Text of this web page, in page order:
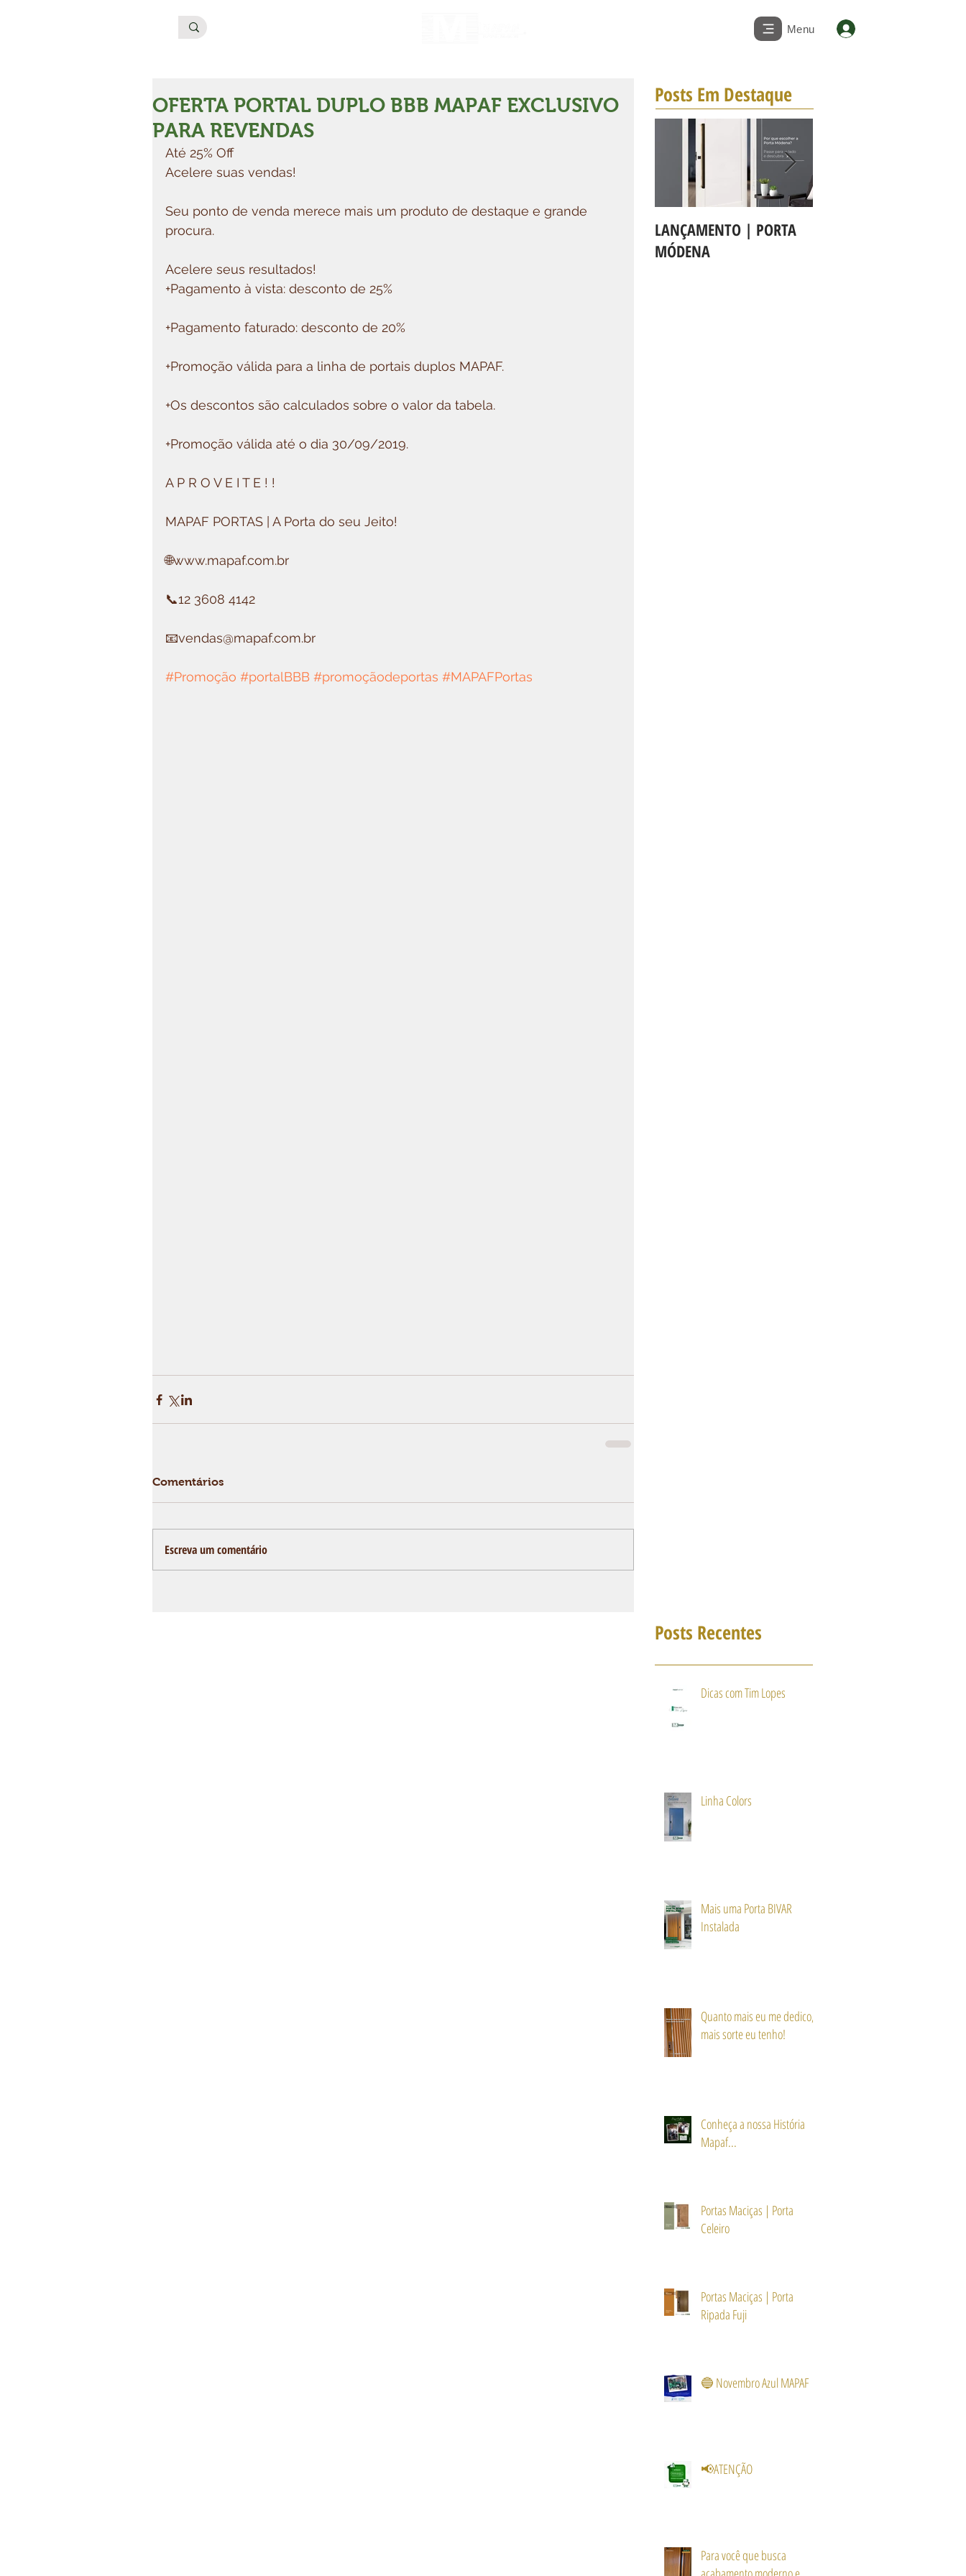
Menu
OFERTA PORTAL DUPLO BBB MAPAF EXCLUSIVO
PARA REVENDAS
Até 25% Off
Acelere suas vendas!
Seu ponto de venda merece mais um produto de destaque e grande
procura.
Acelere seus resultados!
+Pagamento à vista: desconto de 25%
+Pagamento faturado: desconto de 20%
+Promoção válida para a linha de portais duplos MAPAF.
+Os descontos são calculados sobre o valor da tabela.
+Promoção válida até o dia 30/09/2019.
A P R O V E I T E ! !
MAPAF PORTAS | A Porta do seu Jeito!
🌐www.mapaf.com.br
📞12 3608 4142
📧vendas@mapaf.com.br
#Promoção #portalBBB #promoçãodeportas #MAPAFPortas
Comentários
Escreva um comentário
Posts Em Destaque
LANÇAMENTO | PORTA
MÓDENA
Posts Recentes
Dicas com Tim Lopes
Linha Colors
Mais uma Porta BIVAR
Instalada
Quanto mais eu me dedico,
mais sorte eu tenho!
Conheça a nossa História
Mapaf...
Portas Maciças | Porta
Celeiro
Portas Maciças | Porta
Ripada Fuji
🔵 Novembro Azul MAPAF
📢ATENÇÃO
Para você que busca